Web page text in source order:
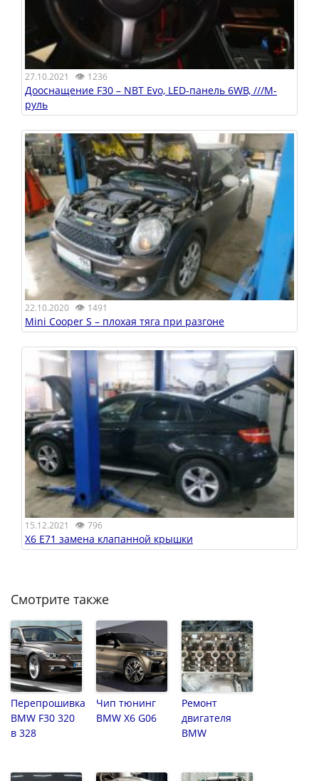
27.10.2021 👁 1236
Дооснащение F30 – NBT Evo, LED-панель 6WB, ///M-
руль
22.10.2020 👁 1491
Mini Cooper S – плохая тяга при разгоне
15.12.2021 👁 796
X6 E71 замена клапанной крышки
Смотрите также
Перепрошивка
BMW F30 320
в 328
Чип тюнинг
BMW X6 G06
Ремонт
двигателя
BMW